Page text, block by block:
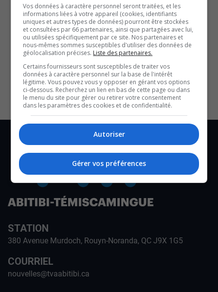
QUESTION DU JOUR
Commentaires
SOUTENIR NOS MÉDIAS, C’EST PROTÉGER NOTRE
CULTURE ET NOTRE ÉCONOMIE
STATION
380 Avenue Murdoch, Rouyn-Noranda, QC J9X 1G5
COURRIEL
nouvelles@tvaabitibi.ca
Vos données à caractère personnel seront traitées, et les
informations liées à votre appareil (cookies, identifiants
uniques et autres types de données) pourront être stockées
et consultées par 66 partenaires, ainsi que partagées avec lui,
ou utilisées spécifiquement par ce site. Nos partenaires et
nous-mêmes sommes susceptibles d'utiliser des données de
géolocalisation précises. Liste des partenaires.
Certains fournisseurs sont susceptibles de traiter vos
données à caractère personnel sur la base de l'intérêt
légitime. Vous pouvez vous y opposer en gérant vos options
ci-dessous. Recherchez un lien en bas de cette page ou dans
le menu du site pour gérer ou retirer votre consentement
dans les paramètres des cookies et de confidentialité.
Autoriser
Gérer vos préférences